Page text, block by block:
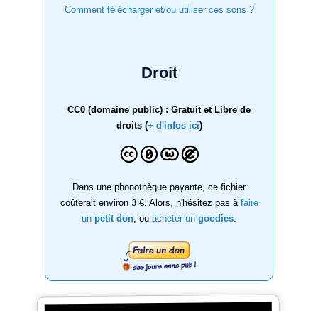
Comment télécharger et/ou utiliser ces sons ?
Droit
CC0 (domaine public) : Gratuit et Libre de
droits (+ d'infos ici)
Dans une phonothèque payante, ce fichier
coûterait environ 3 €. Alors, n'hésitez pas à faire
un petit don , ou acheter un goodies